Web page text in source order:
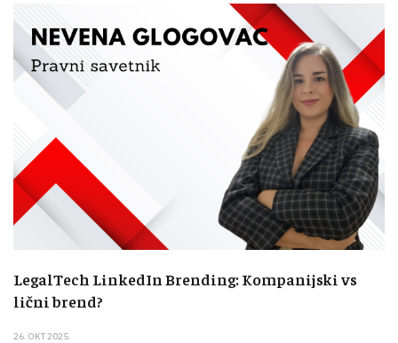
LegalTech LinkedIn Brending: Kompanijski vs
lični brend?
26. OKT 2025.